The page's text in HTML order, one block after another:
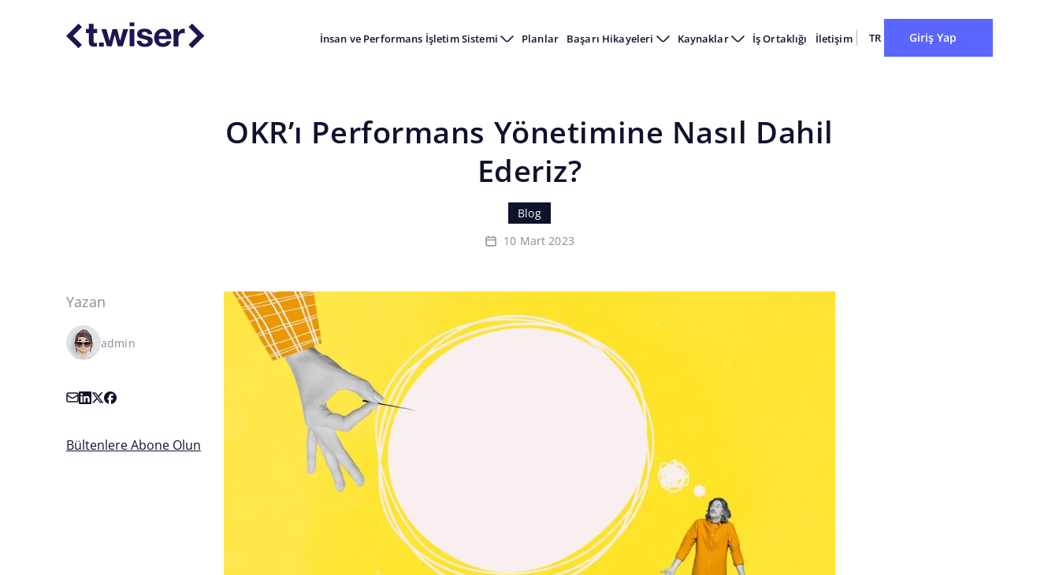
İnsan ve Performans İşletim Sistemi Planlar Başarı Hikayeleri Kaynaklar İş Ortaklığı İletişim TR Giriş Yap
OKR’ı Performans Yönetimine Nasıl Dahil
Ederiz?
Blog
10 Mart 2023
Yazan
admin
Bültenlere Abone Olun